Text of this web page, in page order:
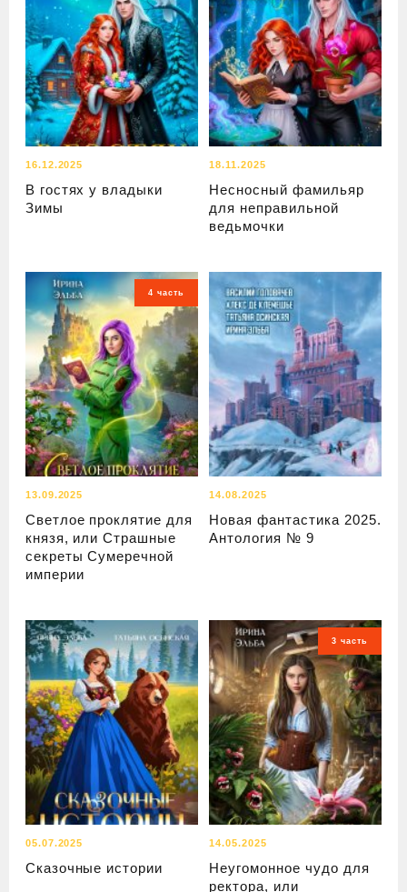
16.12.2025
В гостях у владыки
Зимы
18.11.2025
Несносный фамильяр
для неправильной
ведьмочки
4 часть
13.09.2025
Светлое проклятие для
князя, или Страшные
секреты Сумеречной
империи
14.08.2025
Новая фантастика 2025.
Антология № 9
05.07.2025
Сказочные истории
3 часть
14.05.2025
Неугомонное чудо для
ректора, или